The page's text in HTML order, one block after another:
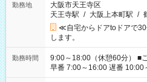
勤務地
大阪市天王寺区
天王寺駅 / 大阪上本町駅 /
≪自宅からドアtoドアで
します。
勤務時間
9:00～18:00（休憩60分） ■ご希望があれば下記シフトもOK！
早番 7:00～16:00 遅番 10:00～19:00 「家族と休
い」 「余裕を持って夕飯の